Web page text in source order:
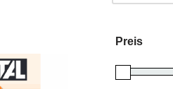
Preis